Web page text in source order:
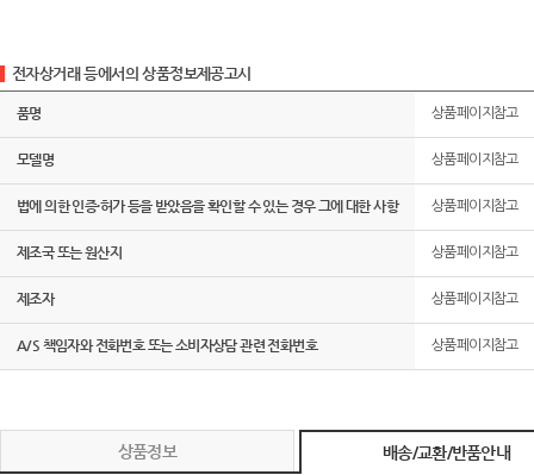
전자상거래 등에서의 상품정보제공고시
품명 상품페이지참고
모델명 상품페이지참고
법에 의한 인증·허가 등을 받았음을 확인할 수 있는 경우 그에 대한 사항 상품페이지참고
제조국 또는 원산지 상품페이지참고
제조자 상품페이지참고
A/S 책임자와 전화번호 또는 소비자상담 관련 전화번호 상품페이지참고
상품정보 배송/교환/반품안내